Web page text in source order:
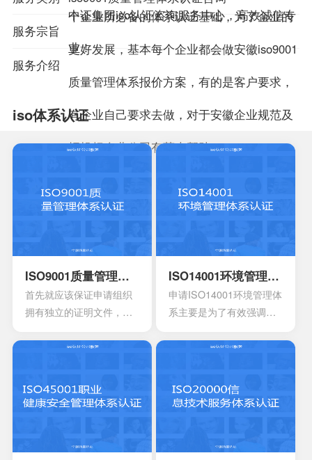
服务宗旨
中证集团iso认证咨询服务中心，高效诚信专
业！
服务介绍
个企业所必备的体系认证基础，为了企业的
更好发展，基本每个企业都会做安徽iso9001
质量管理体系报价方案，有的是客户要求，
有企业自己要求去做，对于安徽企业规范及
招投标企业公司有莫大帮助！
iso体系认证
ISO9001质量管理体系认证
首先就应该保证申请组织
拥有独立的证明文件，其
者是已经年检的营业执
工艺的流程图以及工作原
告，用途信息，产量信
ISO14001环境管理体系认证
申请ISO14001环境管理体
系主要是为了有效强调持
建明确的职责，运作规范
到环境指标，有效实现环
涉及到的要素包含计划，